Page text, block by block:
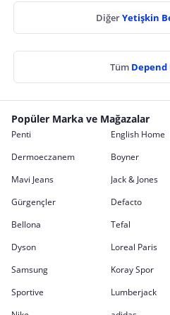
DiğerYetişkin
Tüm Depend
Popüler Marka ve Mağazalar
Penti English Home
Dermoeczanem
Boyner
Mavi Jeans
Jack & Jones
Gürgençler
Defacto
Bellona
Tefal
Dyson
Loreal Paris
Samsung
Koray Spor
Sportive
Lumberjack